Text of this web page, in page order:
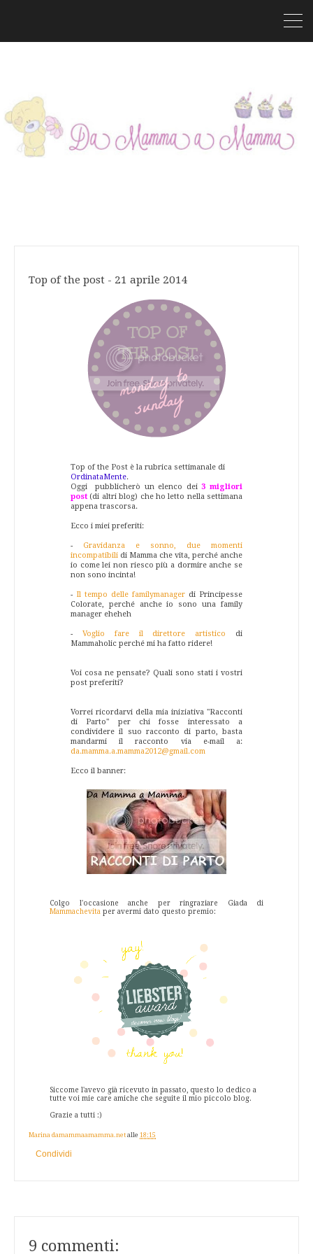
Top of the post - 21 aprile 2014
Top of the Post è la rubrica settimanale di
OrdinataMente.
Oggi pubblicherò un elenco dei3 migliori
post(di altri blog) che ho letto nella settimana
appena trascorsa.
Ecco i miei preferiti:
- Gravidanza e sonno, due momenti
incompatibili di Mamma che vita, perché anche
io come lei non riesco più a dormire anche se
non sono incinta!
- Il tempo delle familymanager di Principesse
Colorate, perché anche io sono una family
manager eheheh
- Voglio fare il direttore artistico di
Mammaholic perché mi ha fatto ridere!
Voi cosa ne pensate? Quali sono stati i vostri
post preferiti?
Vorrei ricordarvi della mia iniziativa "Racconti
di Parto" per chi fosse interessato a
condividere il suo racconto di parto, basta
mandarmi il racconto via e-mail a:
da.mamma.a.mamma2012@gmail.com
Ecco il banner:
Colgo l'occasione anche per ringraziare Giada di
Mammachevita per avermi dato questo premio:
Siccome l'avevo già ricevuto in passato, questo lo dedico a
tutte voi mie care amiche che seguite il mio piccolo blog.
Grazie a tutti :)
Marina damammaamamma.net alle 18:15
Condividi
9 commenti: